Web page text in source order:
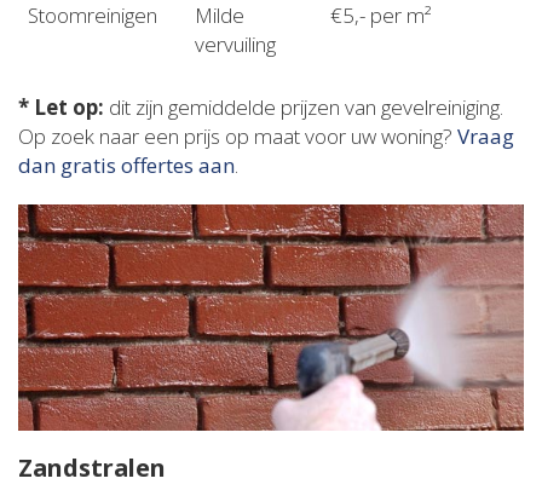
Stoomreinigen
Milde
vervuiling
€5,- per m²
* Let op: dit zijn gemiddelde prijzen van gevelreiniging.
Op zoek naar een prijs op maat voor uw woning? Vraag
dan gratis offertes aan.
Zandstralen